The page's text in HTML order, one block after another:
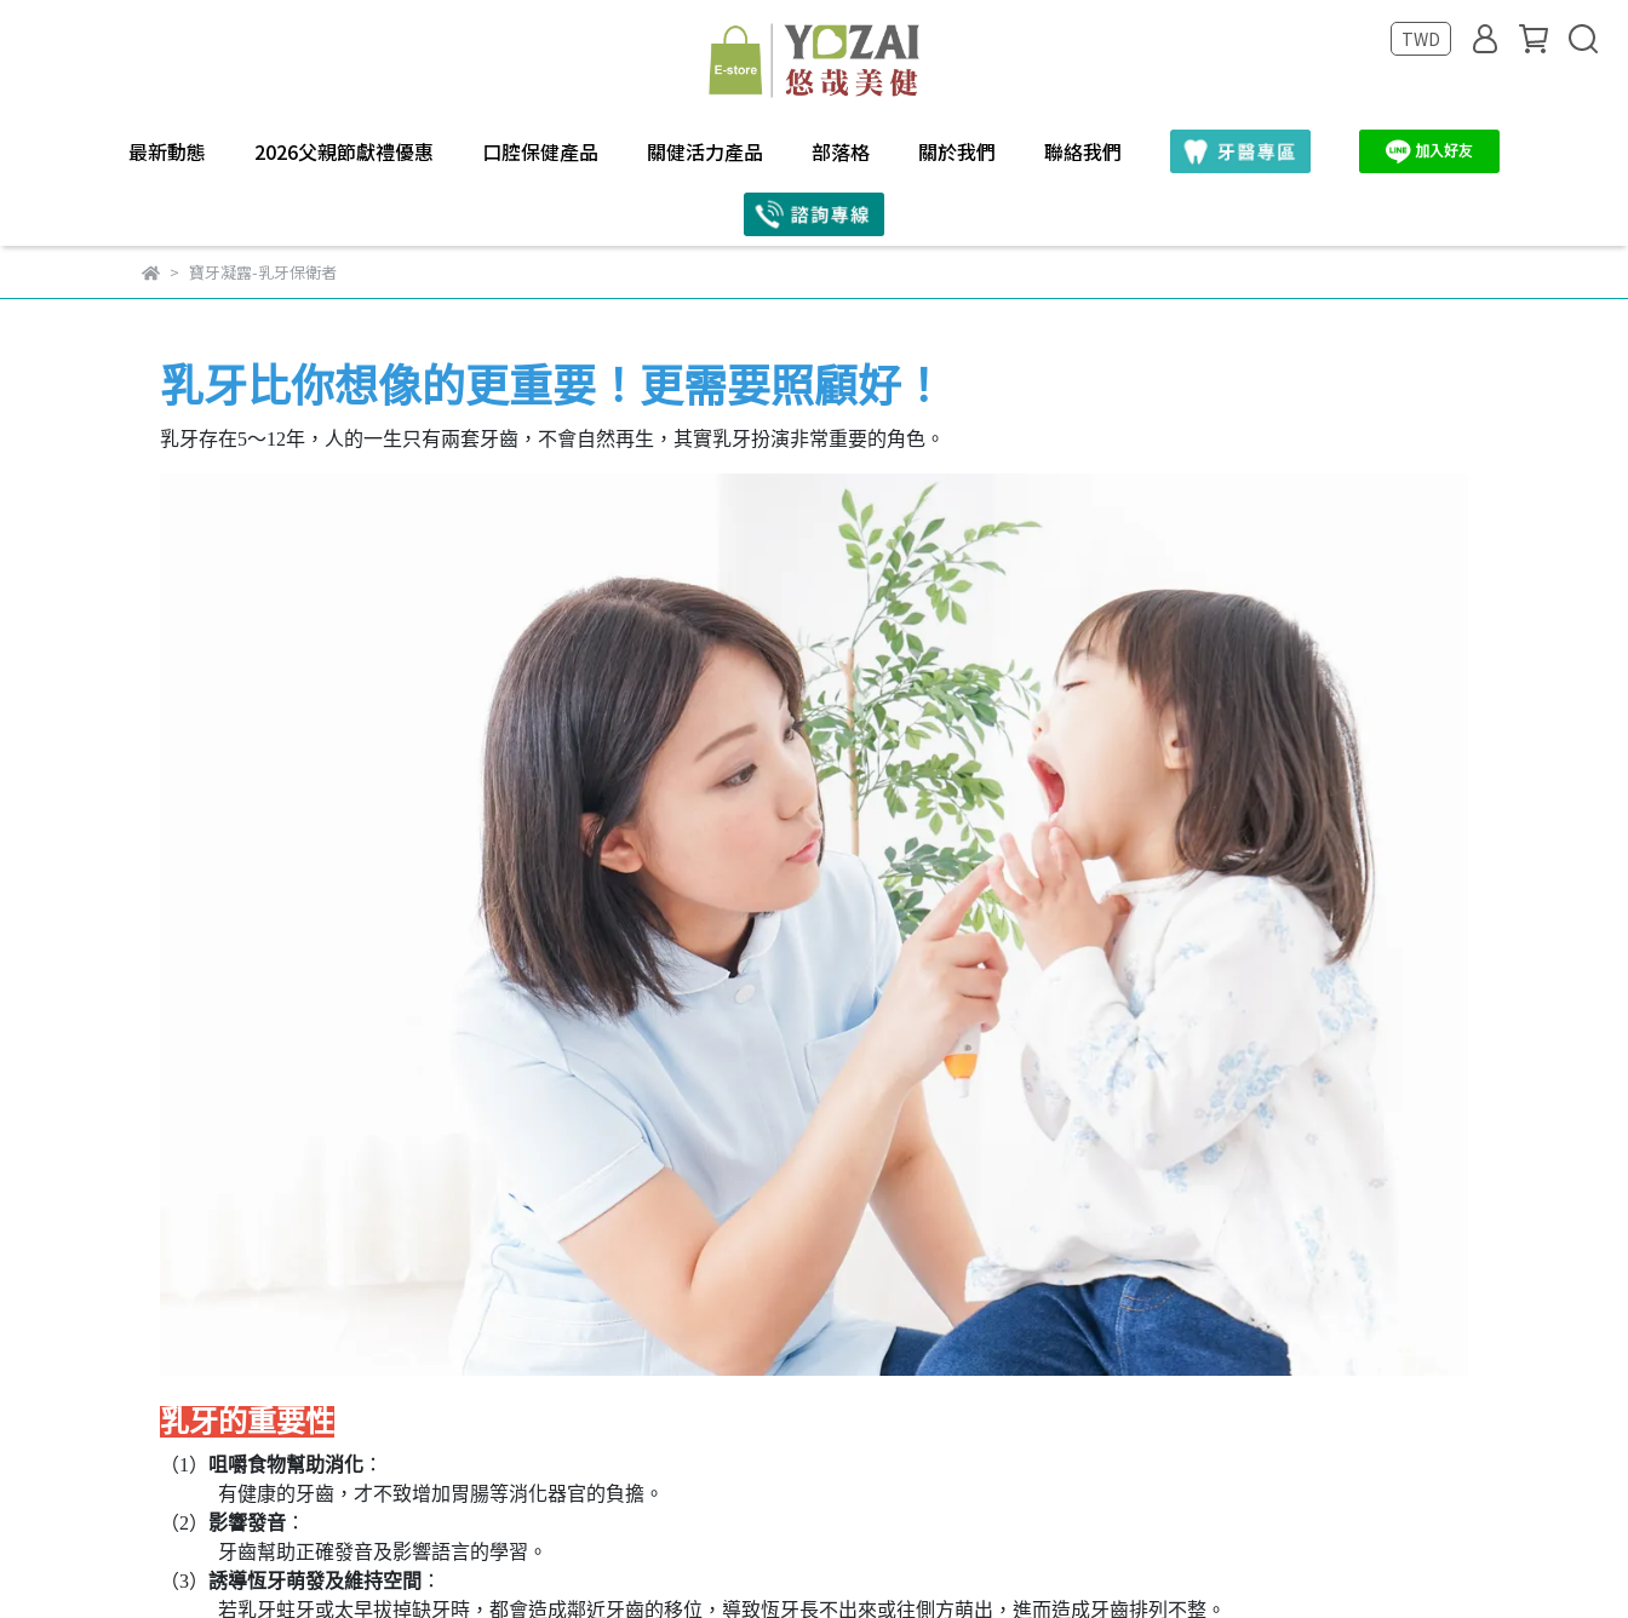
TWD
最新動態 2026父親節獻禮優惠 口腔保健產品 關健活力產品 部落格 關於我們 聯絡我們
寶牙凝露-乳牙保衛者
乳牙比你想像的更重要！更需要照顧好！
乳牙存在5〜12年，人的一生只有兩套牙齒，不會自然再生，其實乳牙扮演非常重要的角色。
乳牙的重要性
（1） 咀嚼食物幫助消化 ：
有健康的牙齒，才不致增加胃腸等消化器官的負擔。
（2） 影響發音 ：
牙齒幫助正確發音及影響語言的學習。
（3） 誘導恆牙萌發及維持空間 ：
若乳牙蛀牙或太早拔掉缺牙時，都會造成鄰近牙齒的移位，導致恆牙長不出來或往側方萌出，進而造成牙齒排列不整。